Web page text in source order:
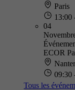
Paris
13:00
04
ECOR
09:30
Tous les